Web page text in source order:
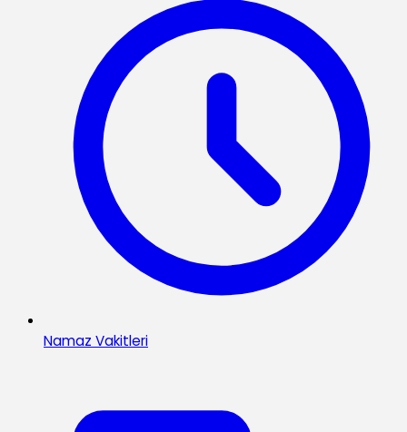
Namaz Vakitleri